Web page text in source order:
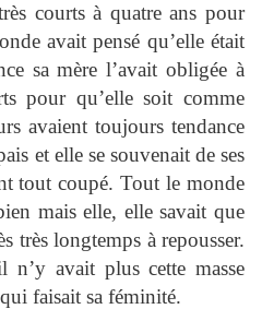
courts à quatre ans pour
avait pensé qu’elle était
sa mère l’avait obligée à
pour qu’elle soit comme
avaient toujours tendance
et elle se souvenait de ses
tout coupé. Tout le monde
mais elle, elle savait que
très longtemps à repousser.
avait plus cette masse
faisait sa féminité.